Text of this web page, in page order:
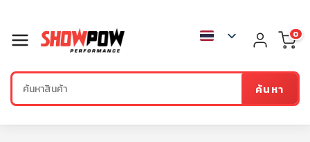
ค้นหา
0